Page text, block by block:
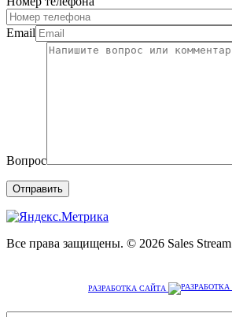
Email
Вопрос
Все права защищены. © 2026 Sales Stream
РАЗРАБОТКА САЙТА